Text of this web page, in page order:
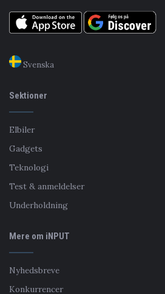
Svenska
Sektioner
Elbiler
Gadgets
Teknologi
Test & anmeldelser
Underholdning
Mere om iNPUT
Nyhedsbreve
Konkurrencer